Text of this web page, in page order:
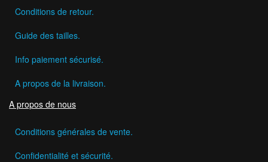
Conditions de retour.
Guide des tailles.
Info paiement sécurisé.
A propos de la livraison.
A propos de nous
Conditions générales de vente.
Confidentialité et sécurité.